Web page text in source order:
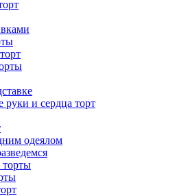
и сердца торт
одеялом